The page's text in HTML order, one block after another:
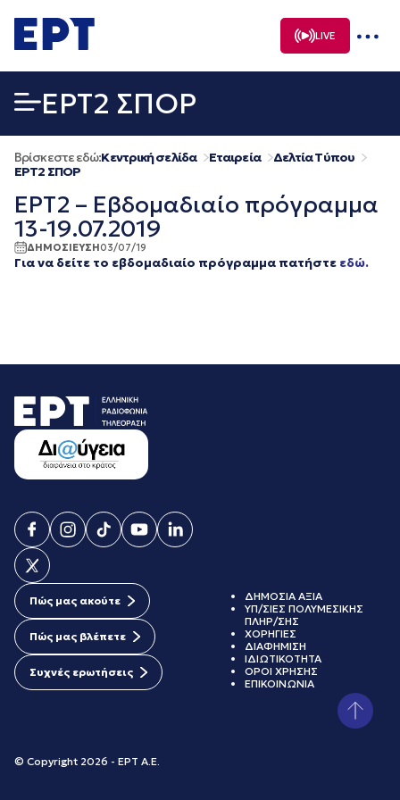
σε
περιεχόμενο
LIVE
EΡΤ2 ΣΠΟΡ
Βρίσκεστε εδώ:Κεντρική σελίδα Εταιρεία
Δελτία Τύπου
EΡΤ2 ΣΠΟΡ
ΕΡΤ2 – Εβδομαδιαίο πρόγραμμα
13-19.07.2019
ΔΗΜΟΣΙΕΥΣΗ03/07/19
Για να δείτε το εβδομαδιαίο πρόγραμμα πατήστε εδώ.
Πώς μας ακούτε
Πώς μας βλέπετε
Συχνές ερωτήσεις
© Copyright 2026 - ΕΡΤ Α.Ε.
ΔΗΜΟΣΙΑ ΑΞΙΑ
ΥΠ/ΣΙΕΣ ΠΟΛΥΜΕΣΙΚΗΣ
ΠΛΗΡ/ΣΗΣ
ΧΟΡΗΓΙΕΣ
ΔΙΑΦΗΜΙΣΗ
ΙΔΙΩΤΙΚΟΤΗΤΑ
ΟΡΟΙ ΧΡΗΣΗΣ
ΕΠΙΚΟΙΝΩΝΙΑ